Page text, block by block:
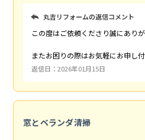
丸吉リフォームの返信コメント
この度はご依頼くださり誠にあり
またお困りの際はお気軽にお申し
返信日：2026年01月15日
窓とベランダ清掃